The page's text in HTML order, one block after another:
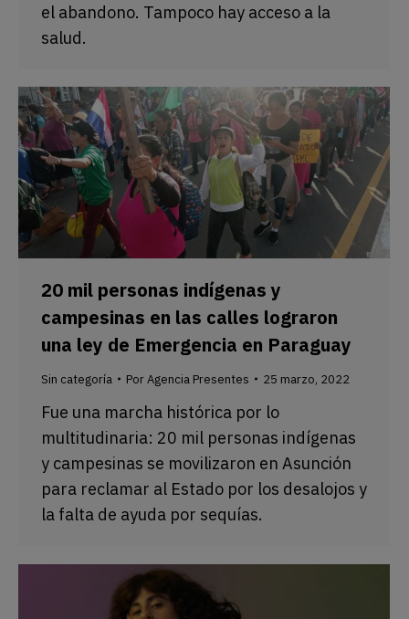
el abandono. Tampoco hay acceso a la
salud.
20 mil personas indígenas y
campesinas en las calles lograron
una ley de Emergencia en Paraguay
Sin categoría PorAgencia Presentes 25 marzo, 2022
Fue una marcha histórica por lo
multitudinaria: 20 mil personas indígenas
y campesinas se movilizaron en Asunción
para reclamar al Estado por los desalojos y
la falta de ayuda por sequías.